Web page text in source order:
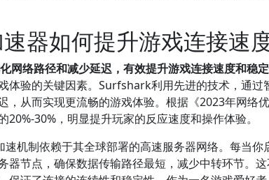
器如何提升游戏连接速
络路径和减少延迟，有效提升游戏连接速度和稳定
体验的关键因素。Surfshark利用先进的技术，通过
，从而实现更流畅的游戏体验。根据《2023年网络
20%-30%，明显提升玩家的反应速度和操作体验。
机制依赖于其全球部署的高速服务器网络。每当
器节点，确保数据传输路径最短，减少中转环节。